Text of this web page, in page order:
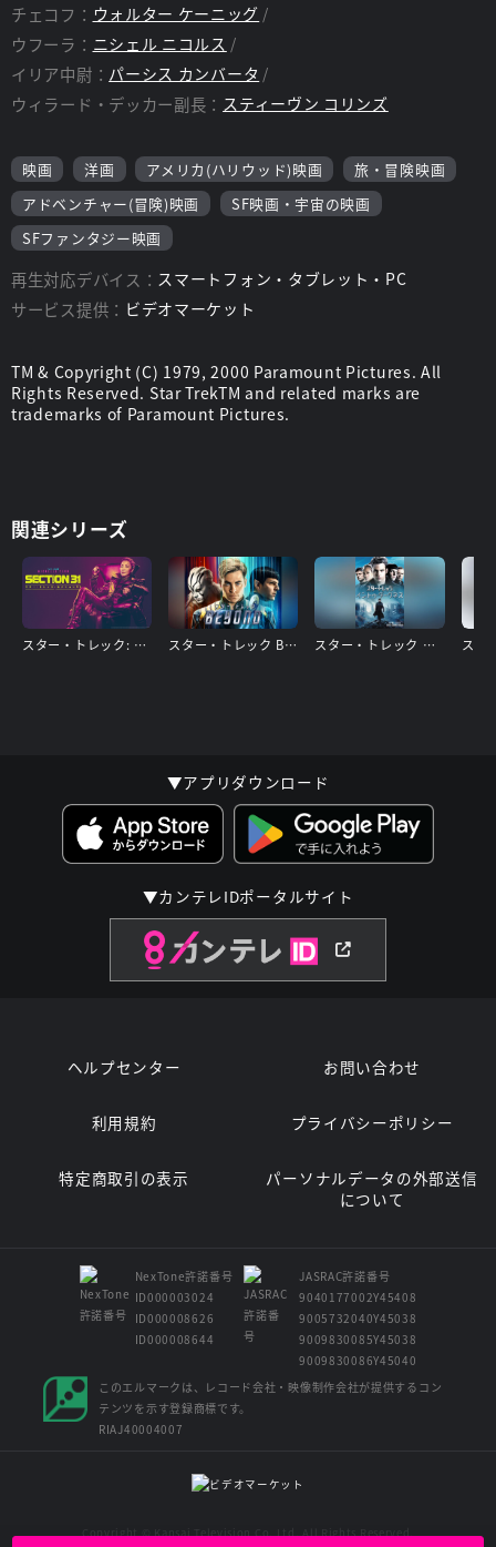
チェコフ： ウォルター ケーニッグ
ウフーラ： ニシェル ニコルス
イリア中尉： パーシス カンバータ
ウィラード・デッカー副長： スティーヴン コリンズ
映画 洋画 アメリカ(ハリウッド)映画
旅・冒険映画
アドベンチャー(冒険)映画
SF映画・宇宙の映画
SFファンタジー映画
再生対応デバイス： スマートフォン・タブレット・PC
サービス提供： ビデオマーケット
TM & Copyright (C) 1979, 2000 Paramount Pictures. All
Rights Reserved. Star TrekTM and related marks are
trademarks of Paramount Pictures.
関連シリーズ
スター・トレック: セクション31 スター・トレック BEYOND スター・トレック イントゥ・ダークネス スタ
▼アプリダウンロード
▼カンテレIDポータルサイト
ヘルプセンター お問い合わせ
利用規約 プライバシーポリシー
特定商取引の表示
パーソナルデータの外部送信
について
NexTone許諾番号
ID000003024
ID000008626
ID000008644
JASRAC許諾番号
9040177002Y45408
9005732040Y45038
9009830085Y45038
9009830086Y45040
このエルマークは、レコード会社・映像制作会社が提供するコン
テンツを示す登録商標です。
RIAJ40004007
Copyright © Kansai Television Co. Ltd. All Rights Reserved.